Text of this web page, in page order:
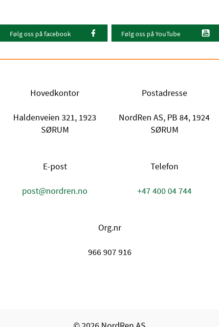
Følg oss på facebook Følg oss på YouTube
Hovedkontor
Haldenveien 321, 1923
SØRUM
Postadresse
NordRen AS, PB 84, 1924
SØRUM
E-post
post@nordren.no
Telefon
+47 400 04 744
Org.nr
966 907 916